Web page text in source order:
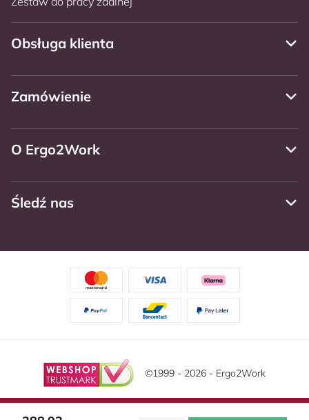
Obsługa klienta
Zamówienie
O Ergo2Work
Śledź nas
©1999 - 2026 - Ergo2Work